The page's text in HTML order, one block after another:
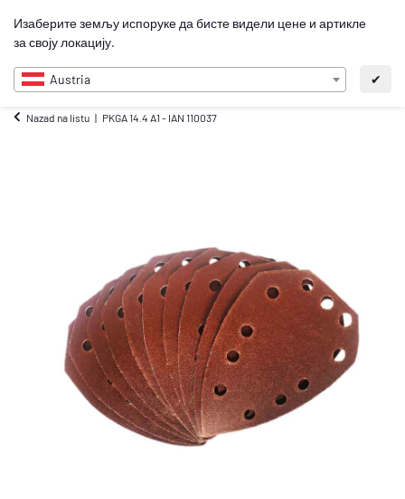
Изаберите земљу испоруке да бисте видели цене и артикле
за своју локацију.
Austria ✔
SR
Nazad na listu PKGA 14.4 A1 - IAN 110037